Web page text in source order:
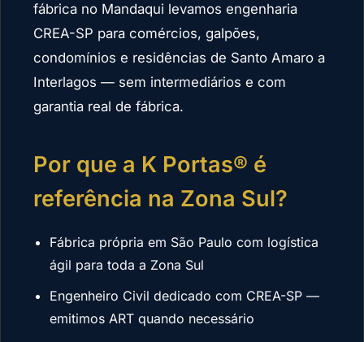
fábrica no Mandaqui levamos engenharia
CREA-SP para comércios, galpões,
condomínios e residências de Santo Amaro a
Interlagos — sem intermediários e com
garantia real de fábrica.
Por que a K Portas® é
referência na Zona Sul?
Fábrica própria em São Paulo com logística
ágil para toda a Zona Sul
Engenheiro Civil dedicado com CREA-SP —
emitimos ART quando necessário